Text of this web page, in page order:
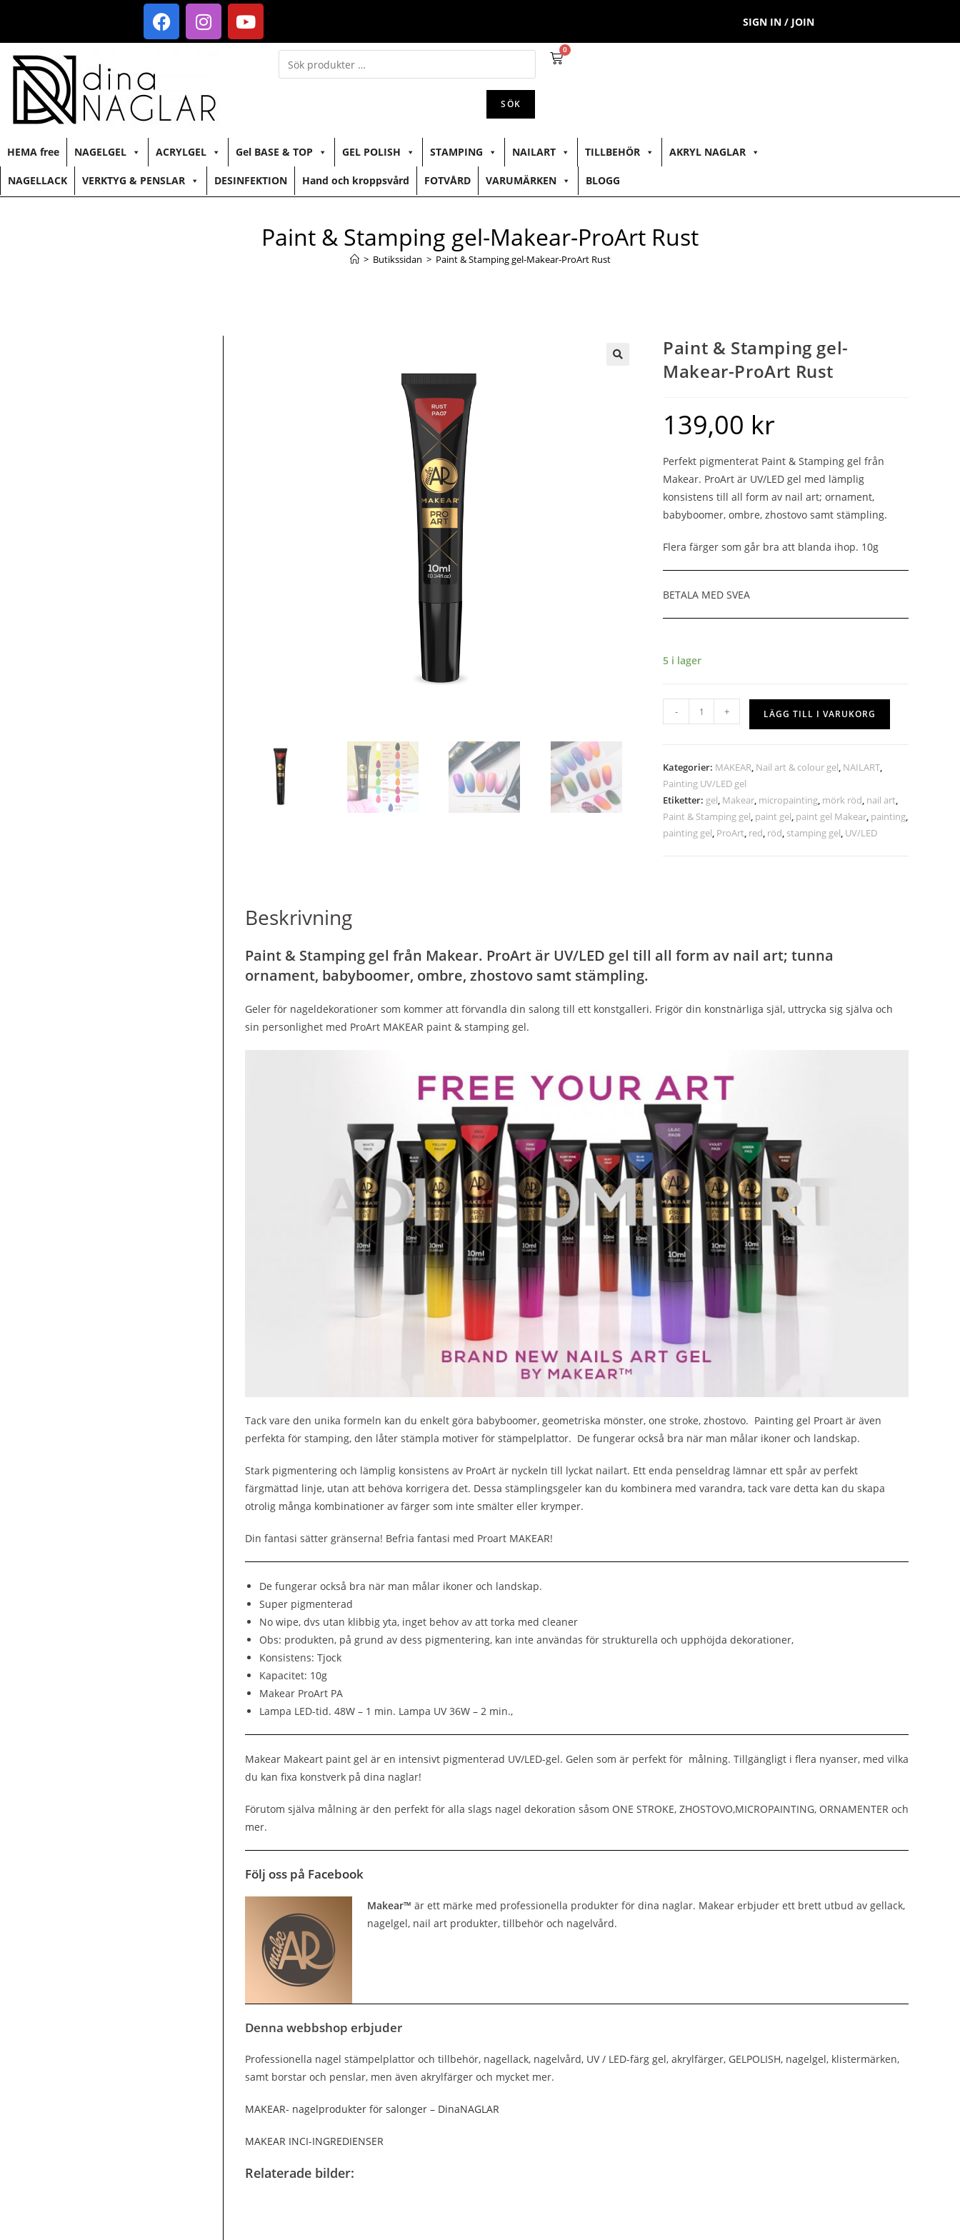
SIGN IN / JOIN
SÖK
0
HEMA free NAGELGEL ACRYLGEL Gel BASE & TOP GEL POLISH STAMPING NAILART TILLBEHÖR AKRYL NAGLAR
NAGELLACK VERKTYG & PENSLAR DESINFEKTION Hand och kroppsvård FOTVÅRD VARUMÄRKEN BLOGG
Paint & Stamping gel-Makear-ProArt Rust
> Butikssidan > Paint & Stamping gel-Makear-ProArt Rust
Paint & Stamping gel-
Makear-ProArt Rust
139,00 kr
Perfekt pigmenterat Paint & Stamping gel från
Makear. ProArt är UV/LED gel med lämplig
konsistens till all form av nail art; ornament,
babyboomer, ombre, zhostovo samt stämpling.
Flera färger som går bra att blanda ihop. 10g
BETALA MED SVEA
5 i lager
- + LÄGG TILL I VARUKORG
Kategorier: MAKEAR, Nail art & colour gel, NAILART,
Painting UV/LED gel
Etiketter: gel, Makear, micropainting, mörk röd, nail art,
Paint & Stamping gel, paint gel, paint gel Makear, painting,
painting gel, ProArt, red, röd, stamping gel, UV/LED
Beskrivning
Paint & Stamping gel från Makear. ProArt är UV/LED gel till all form av nail art; tunna
ornament, babyboomer, ombre, zhostovo samt stämpling.
Geler för nageldekorationer som kommer att förvandla din salong till ett konstgalleri. Frigör din konstnärliga själ, uttrycka sig själva och
sin personlighet med ProArt MAKEAR paint & stamping gel.
Tack vare den unika formeln kan du enkelt göra babyboomer, geometriska mönster, one stroke, zhostovo. Painting gel Proart är även
perfekta för stamping, den låter stämpla motiver för stämpelplattor. De fungerar också bra när man målar ikoner och landskap.
Stark pigmentering och lämplig konsistens av ProArt är nyckeln till lyckat nailart. Ett enda penseldrag lämnar ett spår av perfekt
färgmättad linje, utan att behöva korrigera det. Dessa stämplingsgeler kan du kombinera med varandra, tack vare detta kan du skapa
otrolig många kombinationer av färger som inte smälter eller krymper.
Din fantasi sätter gränserna! Befria fantasi med Proart MAKEAR!
De fungerar också bra när man målar ikoner och landskap.
Super pigmenterad
No wipe, dvs utan klibbig yta, inget behov av att torka med cleaner
Obs: produkten, på grund av dess pigmentering, kan inte användas för strukturella och upphöjda dekorationer,
Konsistens: Tjock
Kapacitet: 10g
Makear ProArt PA
Lampa LED-tid. 48W – 1 min. Lampa UV 36W – 2 min.,
Makear Makeart paint gel är en intensivt pigmenterad UV/LED-gel. Gelen som är perfekt för målning. Tillgängligt i flera nyanser, med vilka
du kan fixa konstverk på dina naglar!
Förutom själva målning är den perfekt för alla slags nagel dekoration såsom ONE STROKE, ZHOSTOVO,MICROPAINTING, ORNAMENTER och
mer.
Följ oss på Facebook
Makear™ är ett märke med professionella produkter för dina naglar. Makear erbjuder ett brett utbud av gellack,
nagelgel, nail art produkter, tillbehör och nagelvård.
Denna webbshop erbjuder
Professionella nagel stämpelplattor och tillbehör, nagellack, nagelvård, UV / LED-färg gel, akrylfärger, GELPOLISH, nagelgel, klistermärken,
samt borstar och penslar, men även akrylfärger och mycket mer.
MAKEAR- nagelprodukter för salonger – DinaNAGLAR
MAKEAR INCI-INGREDIENSER
Relaterade bilder: